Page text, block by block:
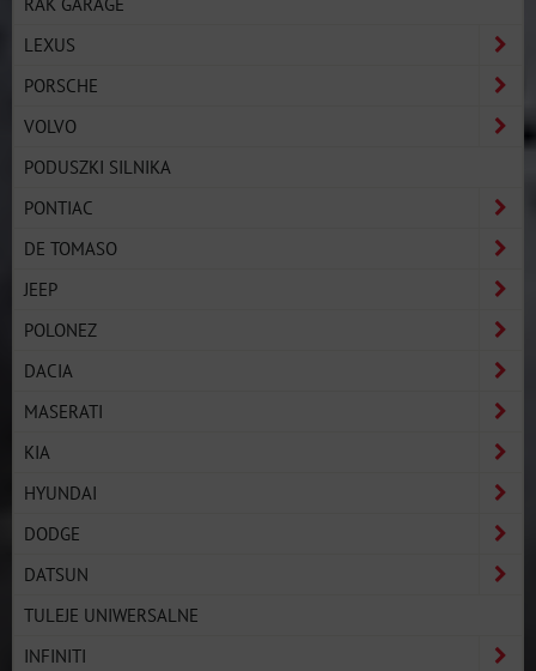
LEXUS
PORSCHE
VOLVO
PODUSZKI SILNIKA
PONTIAC
DE TOMASO
JEEP
POLONEZ
DACIA
MASERATI
KIA
HYUNDAI
DODGE
DATSUN
TULEJE UNIWERSALNE
INFINITI